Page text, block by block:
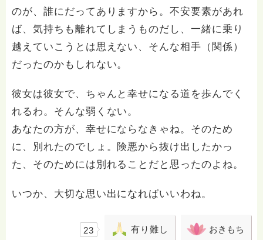
のが、誰にだってありますから。不安要素があれ
ば、気持ちも離れてしまうものだし、一緒に乗り
越えていこうとは思えない、そんな相手（関係）
だったのかもしれない。
彼女は彼女で、ちゃんと幸せになる道を歩んでく
れるわ。そんな弱くない。
あなたの方が、幸せにならなきゃね。そのため
に、別れたのでしょ。険悪から抜け出したかっ
た、そのためには別れることだと思ったのよね。
いつか、大切な思い出になればいいわね。
23 有り難し おきもち